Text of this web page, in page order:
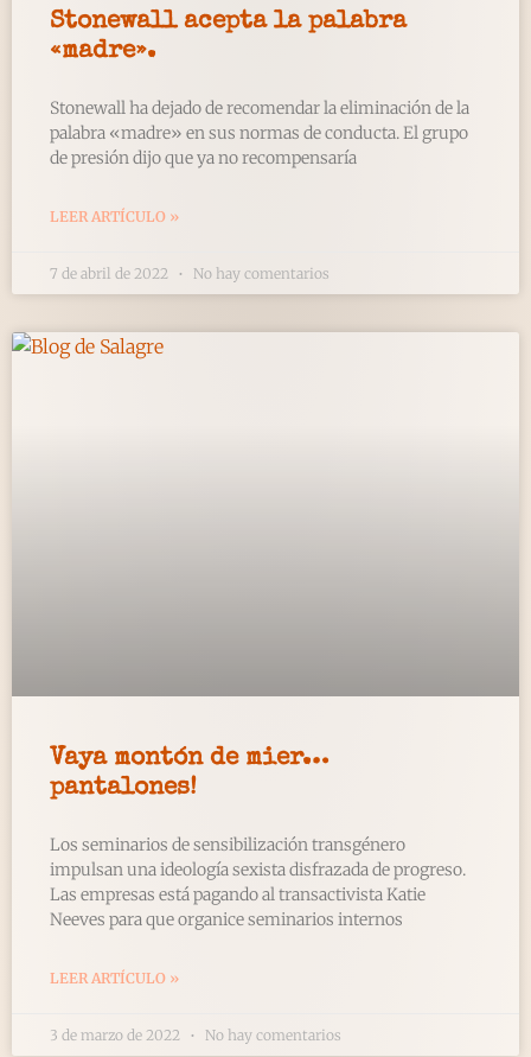
Stonewall acepta la palabra
«madre».
Stonewall ha dejado de recomendar la eliminación de la
palabra «madre» en sus normas de conducta. El grupo
de presión dijo que ya no recompensaría
LEER ARTÍCULO »
7 de abril de 2022 No hay comentarios
Vaya montón de mier…
pantalones!
Los seminarios de sensibilización transgénero
impulsan una ideología sexista disfrazada de progreso.
Las empresas está pagando al transactivista Katie
Neeves para que organice seminarios internos
LEER ARTÍCULO »
3 de marzo de 2022 No hay comentarios